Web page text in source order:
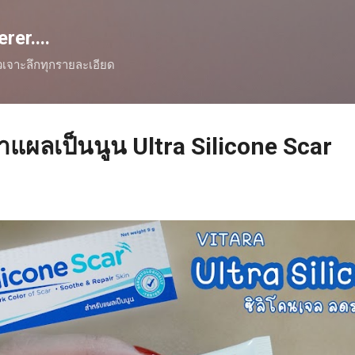
จาะลึกทุกรายละเอียด
แผลเป็นนูน Ultra Silicone Scar